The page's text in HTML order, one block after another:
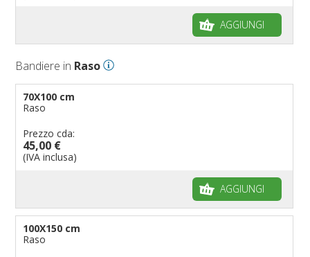
AGGIUNGI
Bandiere in Raso
70X100 cm
Raso
Prezzo cda:
45,00 €
(IVA inclusa)
AGGIUNGI
100X150 cm
Raso